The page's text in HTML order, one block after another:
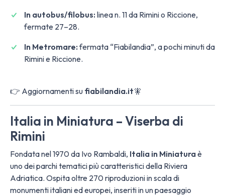
In autobus/filobus: linea n. 11 da Rimini o Riccione,
fermate 27–28.
In Metromare:fermata “Fiabilandia”, a pochi minuti da
Rimini e Riccione.
👉 Aggiornamenti su fiabilandia.it🧚
Italia in Miniatura – Viserba di
Rimini
Fondata nel 1970 da Ivo Rambaldi, Italia in Miniaturaè
uno dei parchi tematici più caratteristici della Riviera
Adriatica. Ospita oltre 270 riproduzioni in scala di
monumenti italiani ed europei, inseriti in un paesaggio